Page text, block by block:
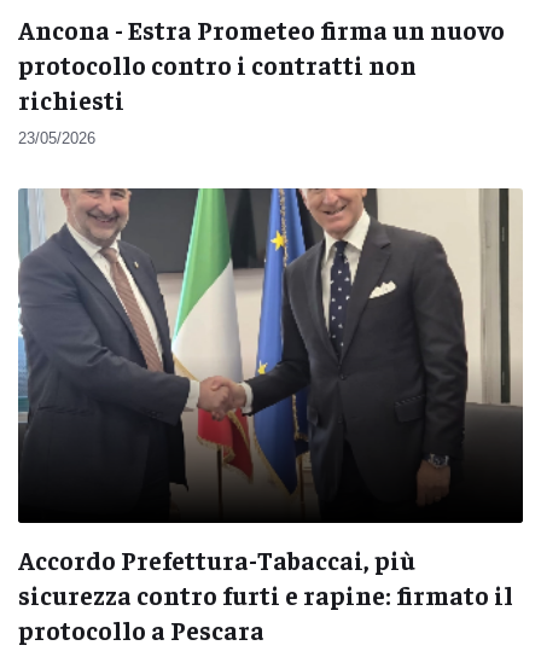
Ancona - Estra Prometeo firma un nuovo
protocollo contro i contratti non
richiesti
23/05/2026
Accordo Prefettura-Tabaccai, più
sicurezza contro furti e rapine: firmato il
protocollo a Pescara